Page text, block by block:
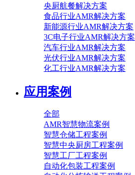
央厨航餐解决方案
食品行业AMR解决方案
新能源行业AMR解决方案
3C电子行业AMR解决方案
汽车行业AMR解决方案
光伏行业AMR解决方案
化工行业AMR解决方案
应用案例
全部
AMR智慧物流案例
智慧仓储工程案例
智慧中央厨房工程案例
智慧工厂工程案例
自动化包装工程案例